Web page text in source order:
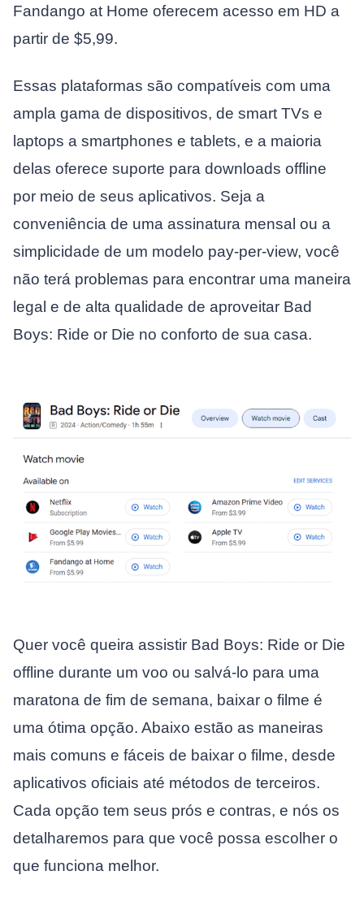
Fandango at Home oferecem acesso em HD a
partir de $5,99.
Essas plataformas são compatíveis com uma
ampla gama de dispositivos, de smart TVs e
laptops a smartphones e tablets, e a maioria
delas oferece suporte para downloads offline
por meio de seus aplicativos. Seja a
conveniência de uma assinatura mensal ou a
simplicidade de um modelo pay-per-view, você
não terá problemas para encontrar uma maneira
legal e de alta qualidade de aproveitar Bad
Boys: Ride or Die no conforto de sua casa.
Quer você queira assistir Bad Boys: Ride or Die
offline durante um voo ou salvá-lo para uma
maratona de fim de semana, baixar o filme é
uma ótima opção. Abaixo estão as maneiras
mais comuns e fáceis de baixar o filme, desde
aplicativos oficiais até métodos de terceiros.
Cada opção tem seus prós e contras, e nós os
detalharemos para que você possa escolher o
que funciona melhor.